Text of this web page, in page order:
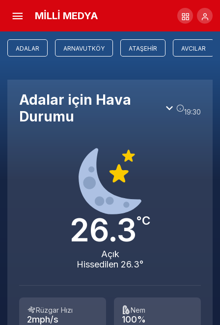
MİLLİ MEDYA
ADALAR ARNAVUTKÖY ATAŞEHIR AVCILAR
Adalar için Hava
Durumu
19:30
26.3°C
Açık
Hissedilen 26.3°
Rüzgar Hızı
2mph/s
Nem
100%